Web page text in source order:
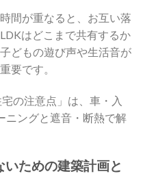
間が重なると、お互い落
はどこまで共有するか
どもの遊び声や生活音が
要です。
の注意点」は、車・入
ニングと遮音・断熱で解
ための建築計画と